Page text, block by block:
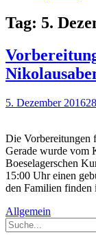
Tag: 5.
5. Dezember 2016
Die Vorbereitungen
Gerade wurde vom
Boeselagerschen
15:00 Uhr einen
den Familien
Allgemein